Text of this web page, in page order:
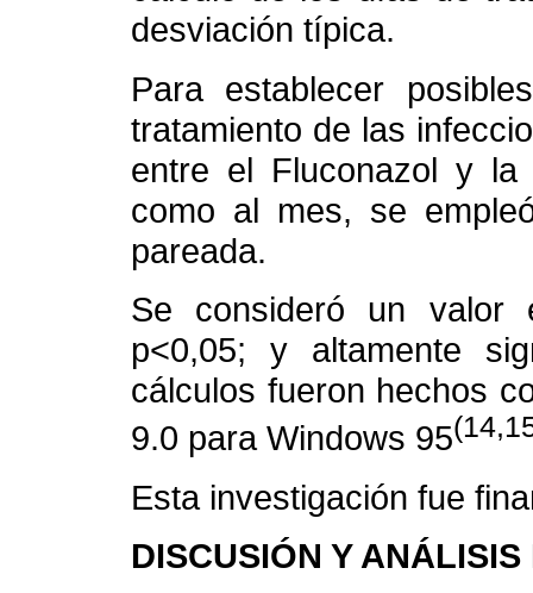
desviación típica.
Para establecer
tratamiento de las
entre el Fluconazol y
como al mes, se
pareada.
Se consideró un valor
p<0,05; y altamente
cálculos fueron hechos
9.0 para Windows 95
Esta investigación fue
DISCUSIÓN Y